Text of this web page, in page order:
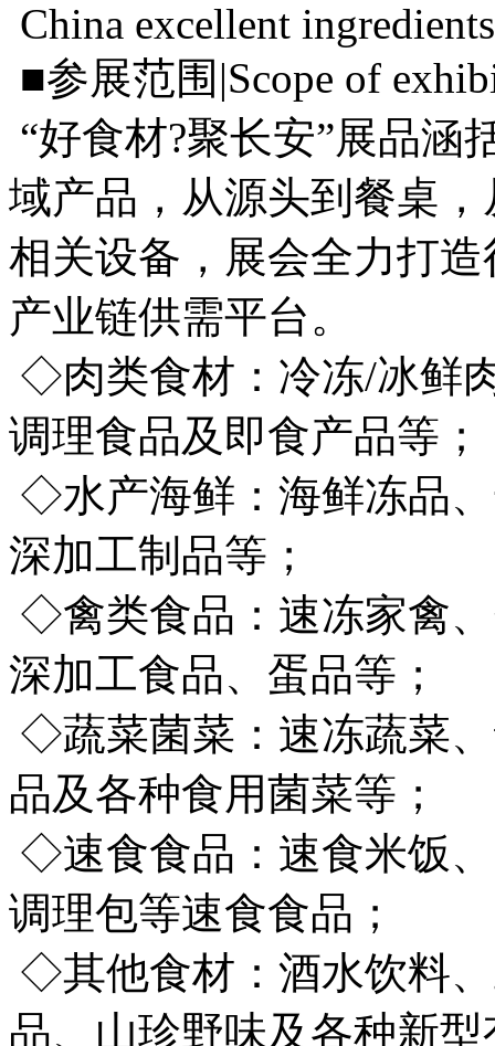
China excellent
■参展范围|Scope of
“好食材?聚长安”展品涵
域产品，从源头到餐桌
相关设备，展会全力打
产业链供需平台。
◇肉类食材：冷冻/冰鲜
调理食品及即食产品等
◇水产海鲜：海鲜冻品
深加工制品等；
◇禽类食品：速冻家禽
深加工食品、蛋品等；
◇蔬菜菌菜：速冻蔬菜
品及各种食用菌菜等；
◇速食食品：速食米饭
调理包等速食食品；
◇其他食材：酒水饮料
品、山珍野味及各种新